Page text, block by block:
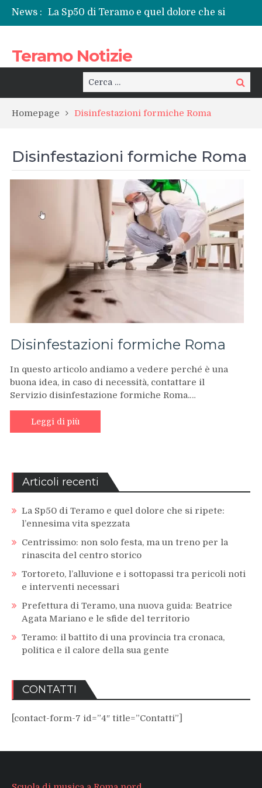
News :
La Sp50 di Teramo e quel dolore che si
ripete: l’ennesima vita spezzata
per la rinascita del centro storico
Tortoreto, l’alluvione e i sottopassi tra
pericoli noti e interventi necessari
Prefettura di Teramo, una nuova guida:
territorio
Teramo Notizie
Cerca: Cerca
Homepage Disinfestazioni formiche Roma
Disinfestazioni formiche Roma
Disinfestazioni formiche Roma
In questo articolo andiamo a vedere perché è una
buona idea, in caso di necessità, contattare il
Servizio disinfestazione formiche Roma.…
Leggi di più
Articoli recenti
La Sp50 di Teramo e quel dolore che si ripete:
l’ennesima vita spezzata
Centrissimo: non solo festa, ma un treno per la
rinascita del centro storico
Tortoreto, l’alluvione e i sottopassi tra pericoli noti
e interventi necessari
Prefettura di Teramo, una nuova guida: Beatrice
Agata Mariano e le sfide del territorio
Teramo: il battito di una provincia tra cronaca,
politica e il calore della sua gente
CONTATTI
[contact-form-7 id=”4″ title=”Contatti”]